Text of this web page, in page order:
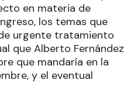
en materia de
los temas que
urgente tratamiento
que Alberto Fernández
que mandaría en la
y el eventual